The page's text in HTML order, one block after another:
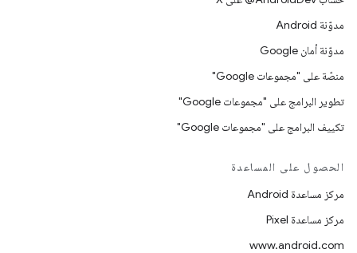
مدوّنة Android
مدوّنة أمان Google
منصّة على "مجموعات Google"
تطوير البرامج على "مجموعات Google"
تكييف البرامج على "مجموعات Google"
الحصول على المساعدة
مركز مساعدة Android
مركز مساعدة Pixel
www.android.com